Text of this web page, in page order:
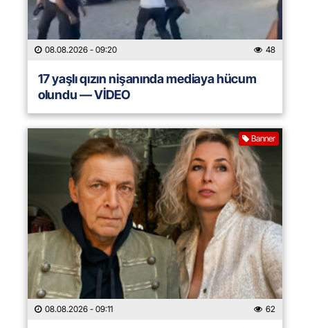
08.08.2026 - 09:20 48
17 yaşlı qızın nişanında mediaya hücum
olundu — VİDEO
Banner
08.08.2026 - 09:11 62